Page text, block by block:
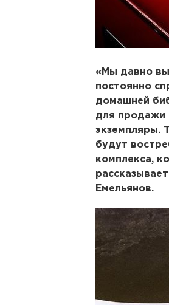
«Мы давно
постоянно
домашней
для продажи
экземпляры.
будут
комплекса,
Емельянов.